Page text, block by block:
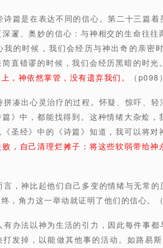
篇是在表达不同的信心。第二十三篇
邃、奥妙的信心：与神相交的生命往往
的时候，我们会经历与神出奇的亲密
简直错谬的时候，我们会经历黑暗的时光。
，神依然掌管，没有遗弃我们。
（p098）
凑出心灵治疗的过程。怀疑、惊吓、
》中，都能找得到。这种情绪大杂烩，
圣经》中的《诗篇》知道，我可以将对
，自己清理烂摊子：将这些软弱带给神
，神比起他们自己多变的情绪与无常
，角力这一举动就证明了他们的信心。（
办法以神为生活的引力，因此每件事
发掉，以能做其他事的活动。如路易